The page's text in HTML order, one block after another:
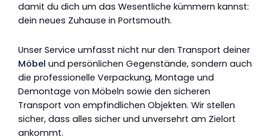
damit du dich um das Wesentliche kümmern kannst:
dein neues Zuhause in Portsmouth.
Unser Service umfasst nicht nur den Transport deiner
Möbel und persönlichen Gegenstände, sondern auch
die professionelle Verpackung, Montage und
Demontage von Möbeln sowie den sicheren
Transport von empfindlichen Objekten. Wir stellen
sicher, dass alles sicher und unversehrt am Zielort
ankommt.